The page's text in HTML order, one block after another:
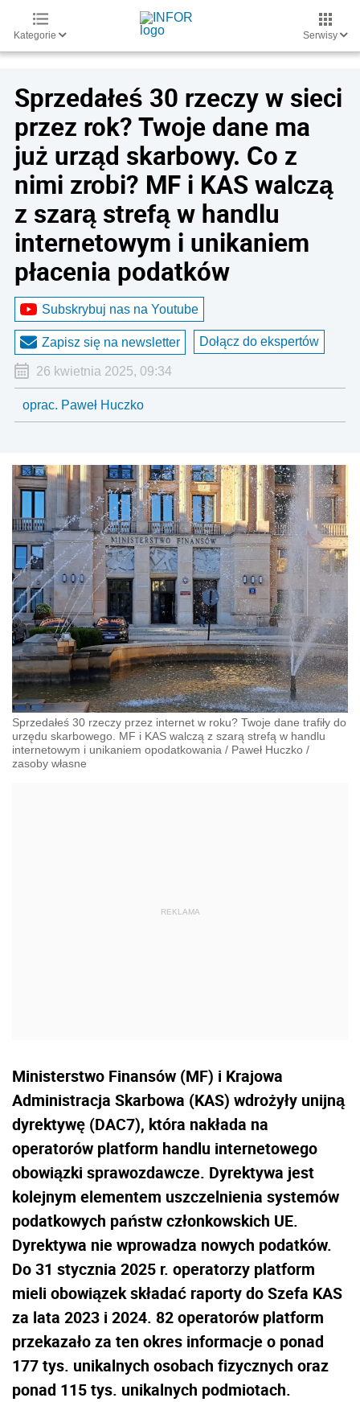
Kategorie Serwisy
Sprzedałeś 30 rzeczy w sieci
przez rok? Twoje dane ma
już urząd skarbowy. Co z
nimi zrobi? MF i KAS walczą
z szarą strefą w handlu
internetowym i unikaniem
płacenia podatków
Subskrybuj nas na Youtube
Zapisz się na newsletter Dołącz do ekspertów
26 kwietnia 2025, 09:34
oprac. Paweł Huczko
Sprzedałeś 30 rzeczy przez internet w roku? Twoje dane trafiły do
urzędu skarbowego. MF i KAS walczą z szarą strefą w handlu
internetowym i unikaniem opodatkowania / Paweł Huczko /
zasoby własne
Ministerstwo Finansów (MF) i Krajowa
Administracja Skarbowa (KAS) wdrożyły unijną
dyrektywę (DAC7), która nakłada na
operatorów platform handlu internetowego
obowiązki sprawozdawcze. Dyrektywa jest
kolejnym elementem uszczelnienia systemów
podatkowych państw członkowskich UE.
Dyrektywa nie wprowadza nowych podatków.
Do 31 stycznia 2025 r. operatorzy platform
mieli obowiązek składać raporty do Szefa KAS
za lata 2023 i 2024. 82 operatorów platform
przekazało za ten okres informacje o ponad
177 tys. unikalnych osobach fizycznych oraz
ponad 115 tys. unikalnych podmiotach.